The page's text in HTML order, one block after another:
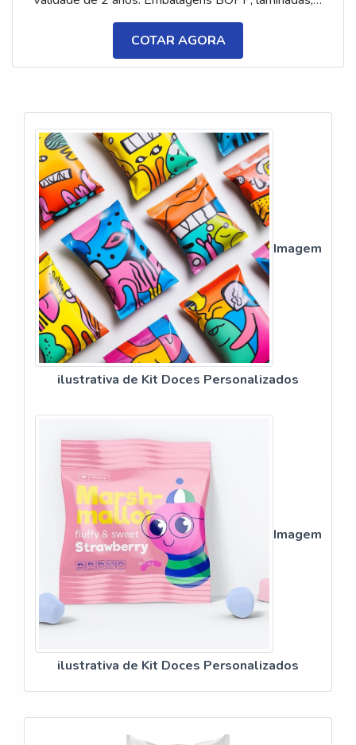
metalizadas ou ecológicas, com impressão colorida
ou P&B em alta qualidade, tinta atóxica. Medida: 5 ×
3,5 cm. Sabores variados (frutas, café, menta etc.) e
COTAR AGORA
Imagem
ilustrativa de Kit Doces Personalizados
Imagem
ilustrativa de Kit Doces Personalizados